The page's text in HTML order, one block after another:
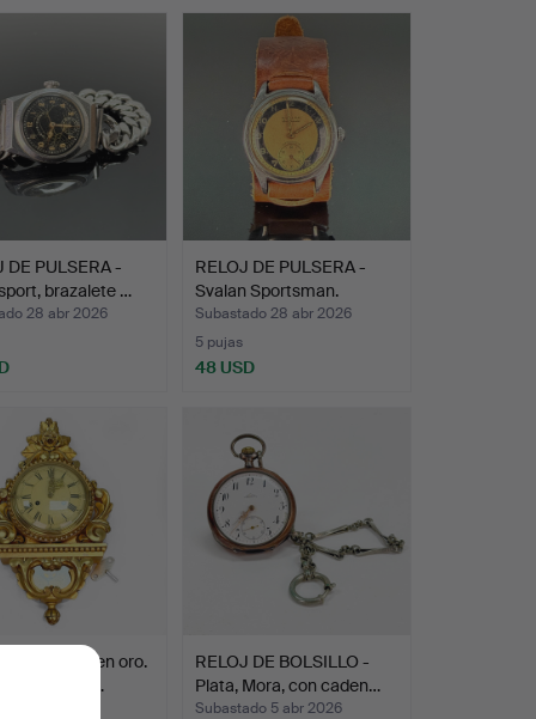
DE PULSERA -
brazalete …
28 abr 2026
RELOJ DE PULSERA -
Svalan Sportsman.
Subastado 28 abr 2026
5 pujas
48 USD
chapado en oro.
del sig…
RELOJ DE BOLSILLO -
Plata, Mora, con caden…
Subastado 5 abr 2026